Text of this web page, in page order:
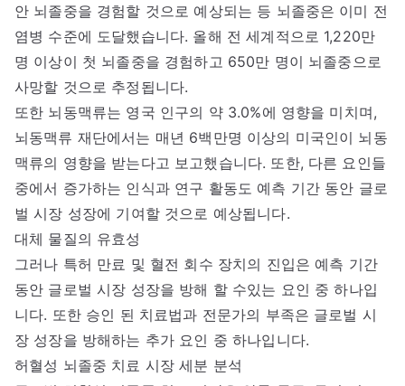
안 뇌졸중을 경험할 것으로 예상되는 등 뇌졸중은 이미 전
염병 수준에 도달했습니다. 올해 전 세계적으로 1,220만
명 이상이 첫 뇌졸중을 경험하고 650만 명이 뇌졸중으로
사망할 것으로 추정됩니다.
또한 뇌동맥류는 영국 인구의 약 3.0%에 영향을 미치며,
뇌동맥류 재단에서는 매년 6백만명 이상의 미국인이 뇌동
맥류의 영향을 받는다고 보고했습니다. 또한, 다른 요인들
중에서 증가하는 인식과 연구 활동도 예측 기간 동안 글로
벌 시장 성장에 기여할 것으로 예상됩니다.
대체 물질의 유효성
그러나 특허 만료 및 혈전 회수 장치의 진입은 예측 기간
동안 글로벌 시장 성장을 방해 할 수있는 요인 중 하나입
니다. 또한 승인 된 치료법과 전문가의 부족은 글로벌 시
장 성장을 방해하는 추가 요인 중 하나입니다.
허혈성 뇌졸중 치료 시장 세분 분석